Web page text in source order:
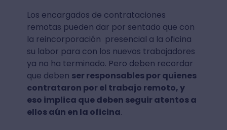
Los encargados de contrataciones
remotas pueden dar por sentado que con
la reincorporación presencial a la oficina
su labor para con los nuevos trabajadores
ya no ha terminado. Pero deben recordar
que deben ser responsables por quienes
contrataron por el trabajo remoto, y
eso implica que deben seguir atentos a
ellos aún en la oficina.